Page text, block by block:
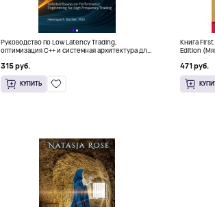
Руководство по Low Latency Trading,
оптимизация C++ и системная архитектура для
315 руб.
КУПИТЬ
Книга First
Edition
471 руб.